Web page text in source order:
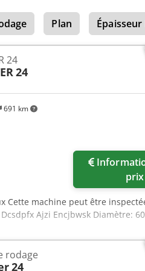
Plan Épaisseur
691 km
24
24
Information sur le
prix
Cette machine peut être
Ajzi Encjbwsk Diamètre:
rodage
24